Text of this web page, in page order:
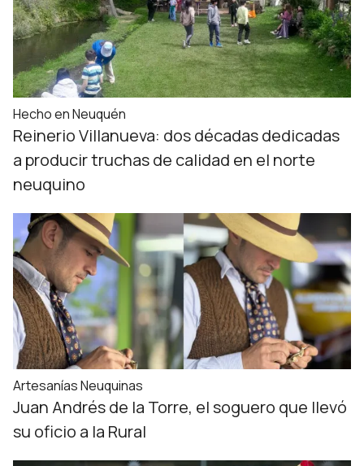
Hecho en Neuquén
Reinerio Villanueva: dos décadas dedicadas
a producir truchas de calidad en el norte
neuquino
Artesanías Neuquinas
Juan Andrés de la Torre, el soguero que llevó
su oficio a la Rural